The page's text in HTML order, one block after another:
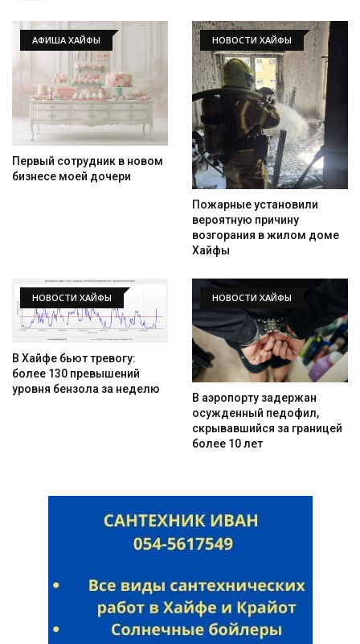
АФИША ХАЙФЫ
Первый сотрудник в новом
бизнесе моей дочери
НОВОСТИ ХАЙФЫ
Пожарные установили
вероятную причину
возгорания в жилом доме
Хайфы
НОВОСТИ ХАЙФЫ
В Хайфе бьют тревогу:
более 130 превышений
уровня бензола за неделю
НОВОСТИ ХАЙФЫ
В аэропорту задержан
осужденный педофил,
скрывавшийся за границей
более 10 лет